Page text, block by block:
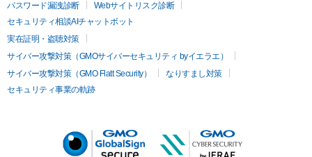
パスワード漏洩診断
Webサイトリスク診断
セキュリティ相談AIチャットボット
実在証明・盗聴対策
サイバー攻撃対策（GMOサイバーセキュリティ byイエラエ）
サイバー攻撃対策（GMO Flatt Security）
なりすまし対策
セキュリティ事業の軌跡